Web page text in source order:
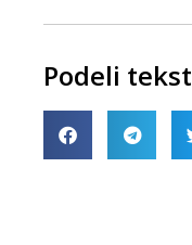
Podeli tekst